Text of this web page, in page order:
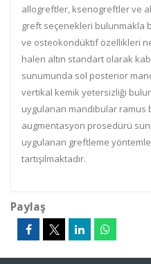
allogreftler, ksenogreftler ve
greft seçenekleri bulunmakla
ve osteokondüktif özellikleri
halen altın standart olarak
sunumunda sol posterior
vertikal kemik yetersizliği
uygulanan mandibular ramus
augmentasyon prosedürü
uygulanan greftleme
tartışılmaktadır.
Paylaş